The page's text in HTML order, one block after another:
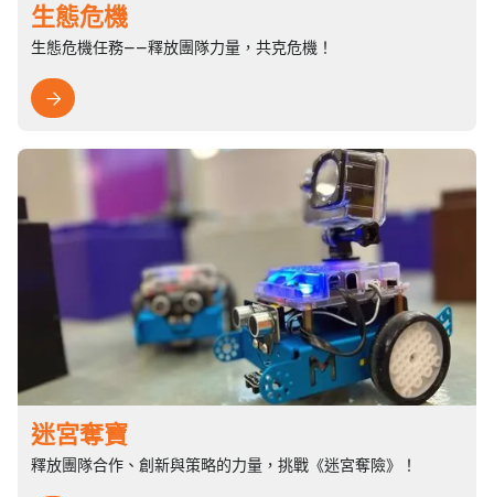
生態危機
生態危機任務——釋放團隊力量，共克危機！

迷宮奪寶
釋放團隊合作、創新與策略的力量，挑戰《迷宮奪險》！